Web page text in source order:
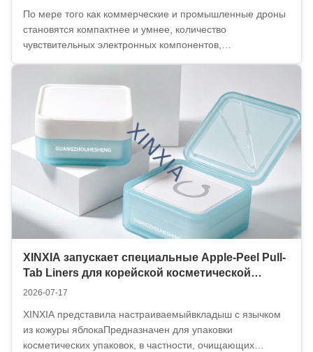
По мере того как коммерческие и промышленные дроны
становятся компактнее и умнее, количество
чувствительных электронных компонентов,
датчики, системы GPS, регуляторы оборотов и другая
электроника выде...
XINXIA запускает специальные Apple-Peel Pull-
Tab Liners для корейской косметической
упаковки
2026-07-17
XINXIA представила настраиваемыйвкладыш с язычком
из кожуры яблокаПредназначен для упаковки
косметических упаковок, в частности, очищающих